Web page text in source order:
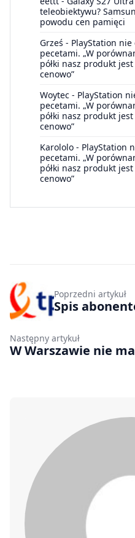
teleobiektywu?
powodu cen pamięci
Grześ - PlayStation
pecetami. „W
półki nasz produkt
cenowo”
Woytec - PlayStation
pecetami. „W
półki nasz produkt
cenowo”
Karololo - PlayStation
pecetami. „W
półki nasz produkt
cenowo”
Poprzedni artykuł
Spis
Następny artykuł
W Warszawie nie